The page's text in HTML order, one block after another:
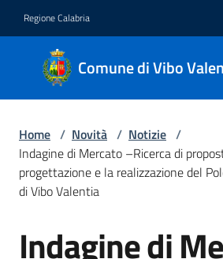
Regione Calabria
Comune di Vibo
Comune
di Vibo
Valentia
Amministrazione
Menu selezionato
Home / Novità / Notizie /
Indagine di Mercato –Ricerca di
progettazione e la realizzazione del
di Vibo Valentia
Salta al contenuto
Indagine di